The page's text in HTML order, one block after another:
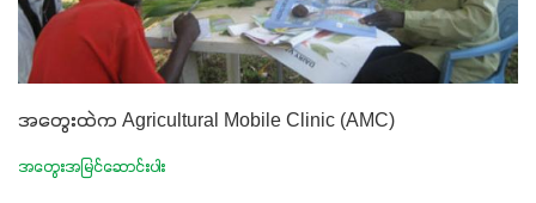
အတွေးထဲက Agricultural Mobile Clinic (AMC)
အတွေးအမြင်ဆောင်းပါး